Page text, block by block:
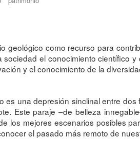
geológico como recurso para
sociedad el conocimiento científico
y el conocimiento de la
es una depresión sinclinal entre
Este paraje –de belleza
los mejores escenarios posibles
el pasado más remoto de